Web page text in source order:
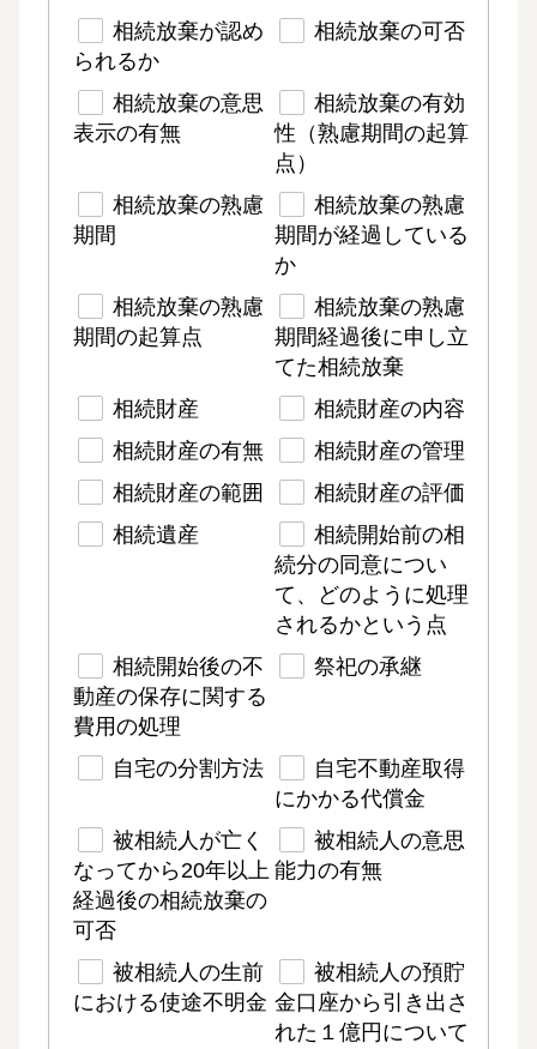
相続放棄が認め
られるか
相続放棄の可否
相続放棄の意思
表示の有無
相続放棄の有効
性（熟慮期間の起算
点）
相続放棄の熟慮
期間
相続放棄の熟慮
期間が経過している
か
相続放棄の熟慮
期間の起算点
相続放棄の熟慮
期間経過後に申し立
てた相続放棄
相続財産
相続財産の内容
相続財産の有無
相続財産の管理
相続財産の範囲
相続財産の評価
相続遺産
相続開始前の相
続分の同意につい
て、どのように処理
されるかという点
相続開始後の不
動産の保存に関する
費用の処理
祭祀の承継
自宅の分割方法
自宅不動産取得
にかかる代償金
被相続人が亡く
なってから20年以上
経過後の相続放棄の
可否
被相続人の意思
能力の有無
被相続人の生前
における使途不明金
被相続人の預貯
金口座から引き出さ
れた１億円について